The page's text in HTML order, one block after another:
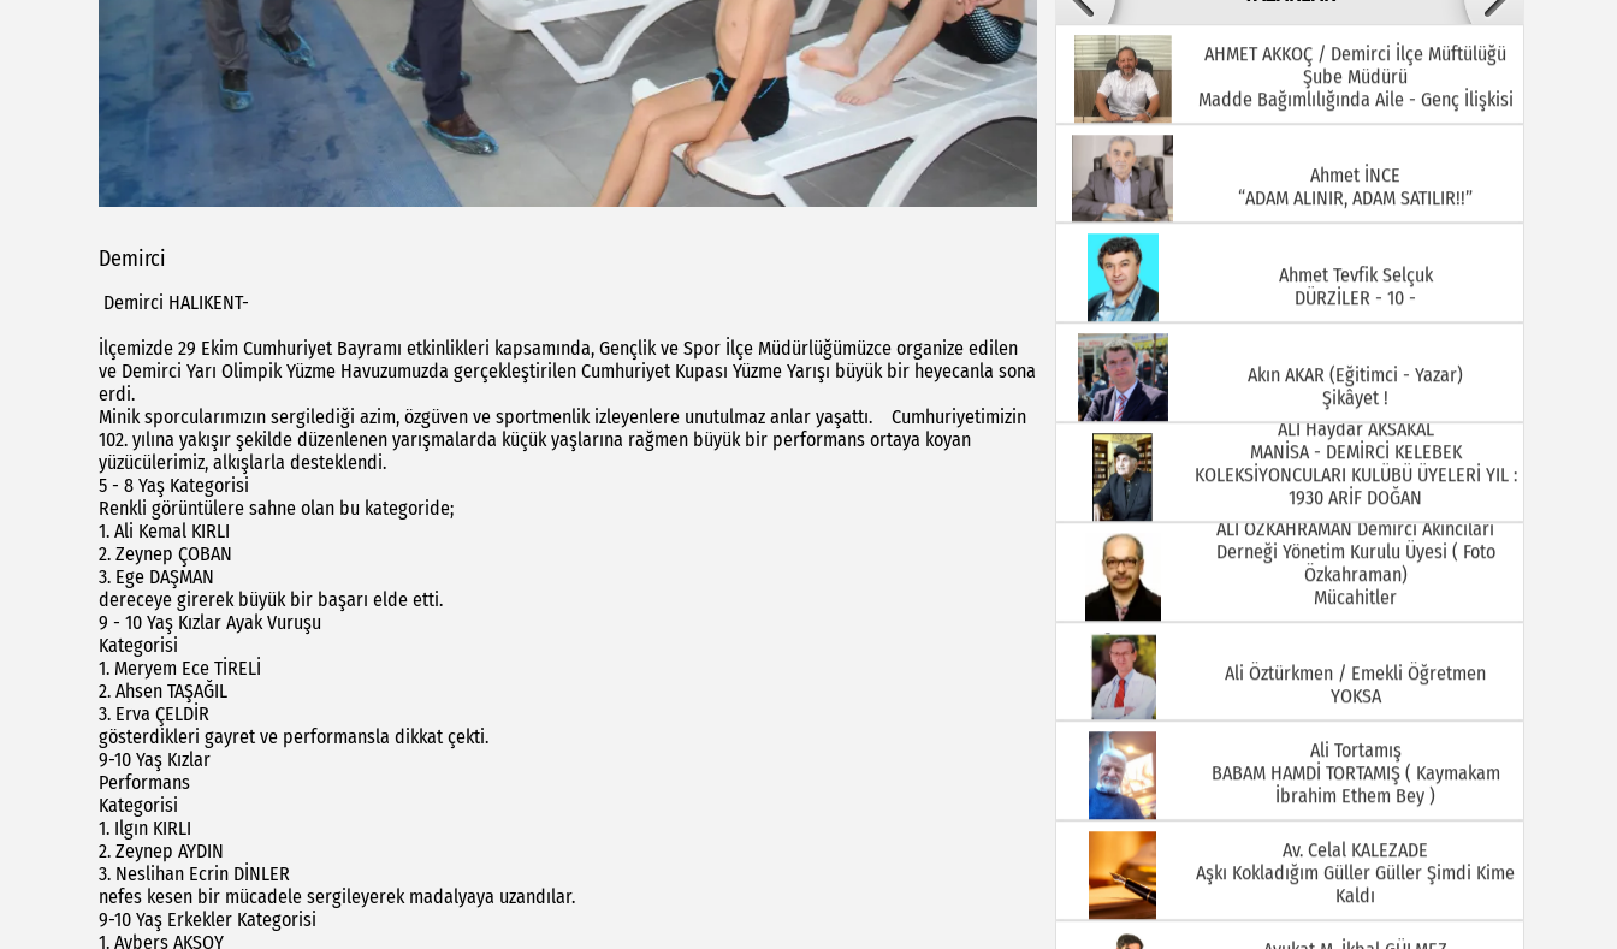
Demirci
Demirci HALIKENT-
İlçemizde 29 Ekim Cumhuriyet Bayramı etkinlikleri kapsamında, Gençlik ve Spor İlçe Müdürlüğümüzce organize edilen
ve Demirci Yarı Olimpik Yüzme Havuzumuzda gerçekleştirilen Cumhuriyet Kupası Yüzme Yarışı büyük bir heyecanla sona
erdi.
Minik sporcularımızın sergilediği azim, özgüven ve sportmenlik izleyenlere unutulmaz anlar yaşattı. Cumhuriyetimizin
102. yılına yakışır şekilde düzenlenen yarışmalarda küçük yaşlarına rağmen büyük bir performans ortaya koyan
yüzücülerimiz, alkışlarla desteklendi.
5 - 8 Yaş Kategorisi
Renkli görüntülere sahne olan bu kategoride;
1. Ali Kemal KIRLI
2. Zeynep ÇOBAN
3. Ege DAŞMAN
dereceye girerek büyük bir başarı elde etti.
9 - 10 Yaş Kızlar Ayak Vuruşu
Kategorisi
1. Meryem Ece TİRELİ
2. Ahsen TAŞAĞIL
3. Erva ÇELDİR
gösterdikleri gayret ve performansla dikkat çekti.
9-10 Yaş Kızlar
Performans
Kategorisi
1. Ilgın KIRLI
2. Zeynep AYDIN
3. Neslihan Ecrin DİNLER
nefes kesen bir mücadele sergileyerek madalyaya uzandılar.
9-10 Yaş Erkekler Kategorisi
1. Aybers AKSOY
22.07.2026 20.07.2026
15.07.2026
08.07.2026 06.07.2026
01.07.2026 29.06.2026
AHMET AKKOÇ / Demirci İlçe Müftülüğü
Şube Müdürü
Madde Bağımlılığında Aile - Genç İlişkisi
Ahmet İNCE
“ADAM ALINIR, ADAM SATILIR!!”
Ahmet Tevfik Selçuk
DÜRZİLER - 10 -
Akın AKAR (Eğitimci - Yazar)
Şikâyet !
ALİ Haydar AKSAKAL
MANİSA - DEMİRCİ KELEBEK
KOLEKSİYONCULARI KULÜBÜ ÜYELERİ YIL :
1930 ARİF DOĞAN
ALİ ÖZKAHRAMAN Demirci Akıncıları
Derneği Yönetim Kurulu Üyesi ( Foto
Özkahraman)
Mücahitler
Ali Öztürkmen / Emekli Öğretmen
YOKSA
Ali Tortamış
BABAM HAMDİ TORTAMIŞ ( Kaymakam
İbrahim Ethem Bey )
Av. Celal KALEZADE
Aşkı Kokladığım Güller Güller Şimdi Kime
Kaldı